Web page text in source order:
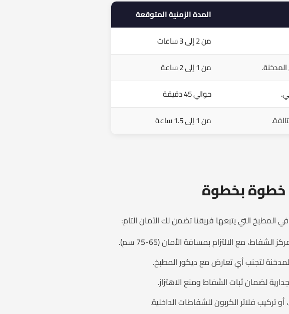
المدة الزمنية المتوقعة
من 2 إلى 3 ساعات
من 1 إلى 2 ساعة
حوالي 45 دقيقة
من 1 إلى 1.5 ساعة
خطوة بخطوة
التي يتبعها فريقنا تضمن لك الأمان التام:
مع الالتزام بمسافة الأمان (65-75 سم).
لتجنب أي تعارض مع ديكور المطبخ.
لضمان ثبات الشفاط ومنع الاهتزاز.
تركيب فلاتر الكربون للشفاطات الداخلية.